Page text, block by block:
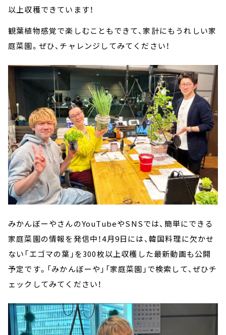
以上収穫できています！
観葉植物感覚で楽しむこともできて、家計にもうれしい家
庭菜園。ぜひ、チャレンジしてみてください！
みかんぼーやさんのYouTubeやSNSでは、簡単にできる
家庭菜園の情報を発信中！4月9日には、韓国料理に欠かせ
ない「エゴマの葉」を300枚以上収穫した最新動画も公開
予定です。「みかんぼーや」「家庭菜園」で検索して、ぜひチ
ェックしてみてください！